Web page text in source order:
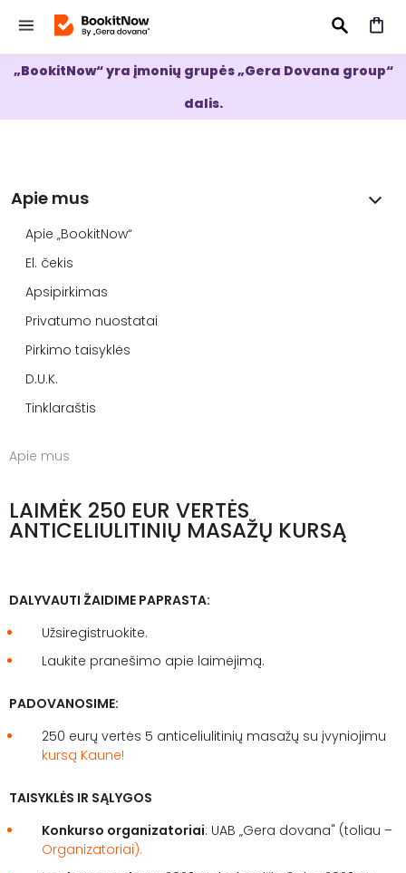
IEŠKOTI
„BookitNow“ yra įmonių grupės „Gera Dovana group“
dalis.
Apie mus
Apie „BookitNow“
El. čekis
Apsipirkimas
Privatumo nuostatai
Pirkimo taisyklės
D.U.K.
Tinklaraštis
Apie mus
LAIMĖK 250 EUR VERTĖS
ANTICELIULITINIŲ MASAŽŲ KURSĄ
DALYVAUTI ŽAIDIME PAPRASTA:
Užsiregistruokite.
Laukite pranešimo apie laimėjimą.
PADOVANOSIME:
250 eurų vertės 5 anticeliulitinių masažų su įvyniojimu
kursą Kaune!
TAISYKLĖS IR SĄLYGOS
Konkurso organizatoriai: UAB „Gera dovana" (toliau –
Organizatoriai).